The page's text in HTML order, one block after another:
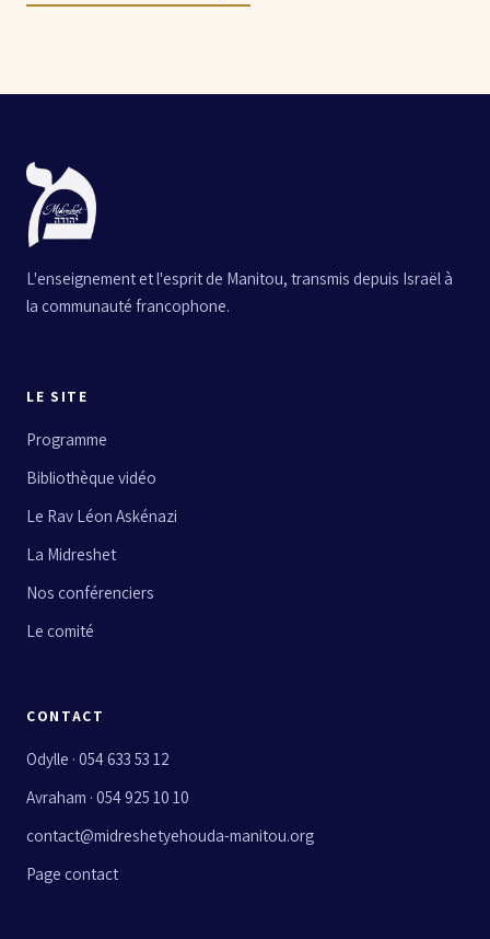
L'enseignement et l'esprit de Manitou, transmis depuis Israël à
la communauté francophone.
LE SITE
Programme
Bibliothèque vidéo
Le Rav Léon Askénazi
La Midreshet
Nos conférenciers
Le comité
CONTACT
Odylle · 054 633 53 12
Avraham · 054 925 10 10
contact@midreshetyehouda-manitou.org
Page contact